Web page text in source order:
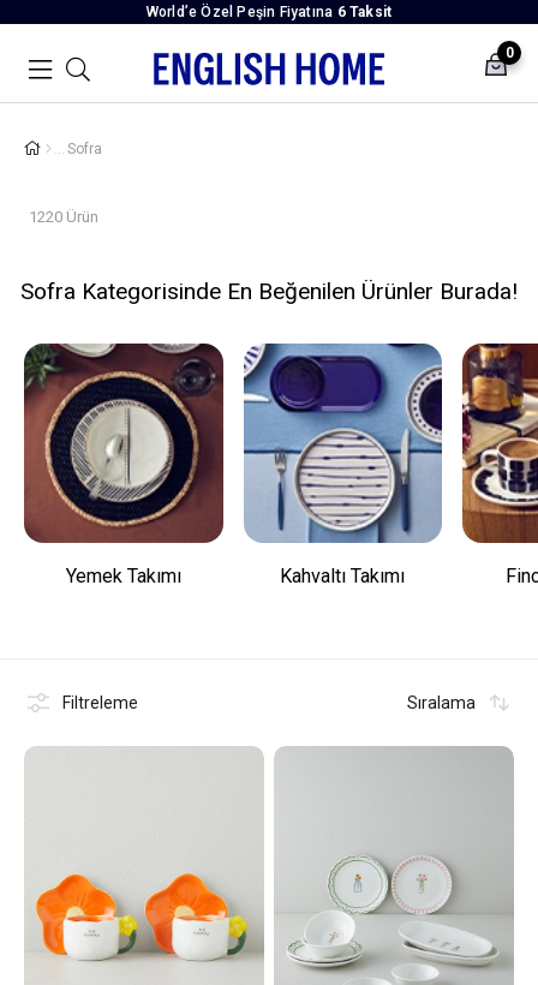
World’e Özel Peşin Fiyatına 6 Taksit
0
Sofra
1220 Ürün
Sofra Kategorisinde En Beğenilen Ürünler Burada!
Yemek Takımı Kahvaltı Takımı
Filtreleme Sıralama